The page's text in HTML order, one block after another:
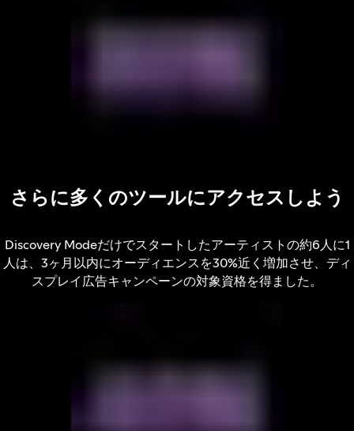
さらに多くのツールにアクセスしよう
Discovery Modeだけでスタートしたアーティストの約6人に1
人は、3ヶ月以内にオーディエンスを30%近く増加させ、ディ
スプレイ広告キャンペーンの対象資格を得ました。